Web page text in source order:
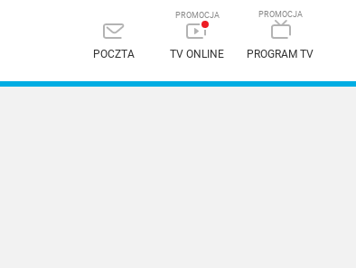
POCZTA TV ONLINE PROGRAM TV